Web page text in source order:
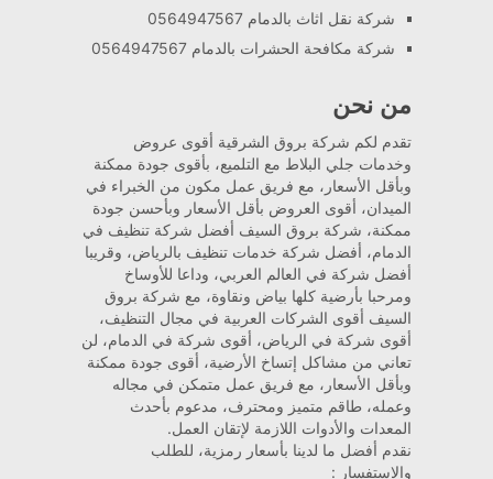
شركة نقل اثاث بالدمام 0564947567
شركة مكافحة الحشرات بالدمام 0564947567
من نحن
تقدم لكم شركة بروق الشرقية أقوى عروض
وخدمات جلي البلاط مع التلميع، بأقوى جودة ممكنة
وبأقل الأسعار، مع فريق عمل مكون من الخبراء في
الميدان، أقوى العروض بأقل الأسعار وبأحسن جودة
ممكنة، شركة بروق السيف أفضل شركة تنظيف في
الدمام، أفضل شركة خدمات تنظيف بالرياض، وقريبا
أفضل شركة في العالم العربي، وداعا للأوساخ
ومرحبا بأرضية كلها بياض ونقاوة، مع شركة بروق
السيف أقوى الشركات العربية في مجال التنظيف،
أقوى شركة في الرياض، أقوى شركة في الدمام، لن
تعاني من مشاكل إتساخ الأرضية، أقوى جودة ممكنة
وبأقل الأسعار، مع فريق عمل متمكن في مجاله
وعمله، طاقم متميز ومحترف، مدعوم بأحدث
المعدات والأدوات اللازمة لإتقان العمل.
نقدم أفضل ما لدينا بأسعار رمزية، للطلب
والاستفسار :